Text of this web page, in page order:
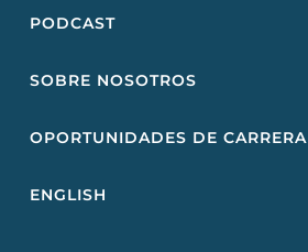
PODCAST
SOBRE NOSOTROS
OPORTUNIDADES DE CARRERA
ENGLISH